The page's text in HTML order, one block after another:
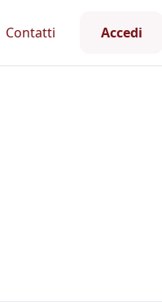
Contatti Accedi